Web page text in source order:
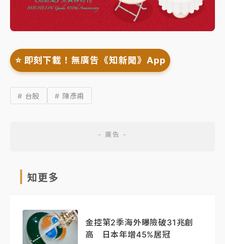
⭐️ 即刻下載！無廣告《知新聞》App
# 台股 # 陳彥甫
知更多
金控第2季海外曝險破31兆創
高 日本年增45%居冠